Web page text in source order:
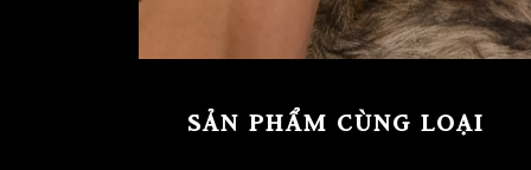
SẢN PHẨM CÙNG LOẠI